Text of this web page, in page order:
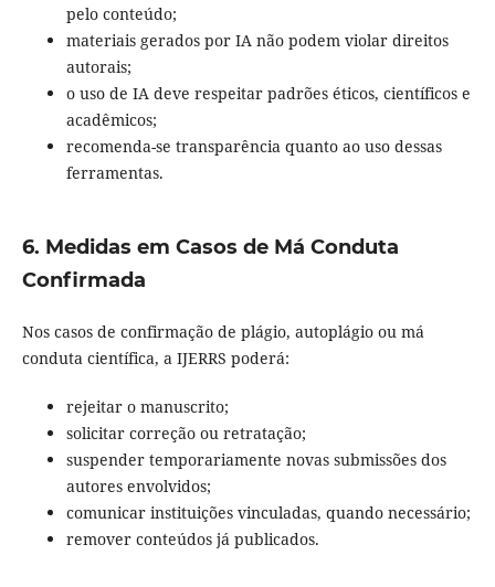
pelo conteúdo;
materiais gerados por IA não podem violar direitos
autorais;
o uso de IA deve respeitar padrões éticos, científicos e
acadêmicos;
recomenda-se transparência quanto ao uso dessas
ferramentas.
6. Medidas em Casos de Má Conduta
Confirmada
Nos casos de confirmação de plágio, autoplágio ou má
conduta científica, a IJERRS poderá:
rejeitar o manuscrito;
solicitar correção ou retratação;
suspender temporariamente novas submissões dos
autores envolvidos;
comunicar instituições vinculadas, quando necessário;
remover conteúdos já publicados.